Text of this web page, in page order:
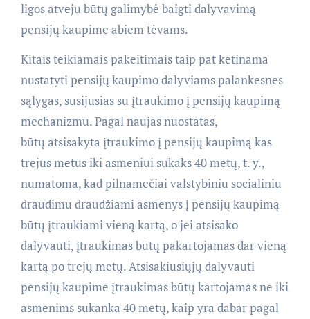
ligos atveju būtų galimybė baigti dalyvavimą
pensijų kaupime abiem tėvams.
Kitais teikiamais pakeitimais taip pat ketinama
nustatyti pensijų kaupimo dalyviams palankesnes
sąlygas, susijusias su įtraukimo į pensijų kaupimą
mechanizmu. Pagal naujas nuostatas,
būtų atsisakyta įtraukimo į pensijų kaupimą kas
trejus metus iki asmeniui sukaks 40 metų, t. y.,
numatoma, kad pilnamečiai valstybiniu socialiniu
draudimu draudžiami asmenys į pensijų kaupimą
būtų įtraukiami vieną kartą, o jei atsisako
dalyvauti, įtraukimas būtų pakartojamas dar vieną
kartą po trejų metų. Atsisakiusiųjų dalyvauti
pensijų kaupime įtraukimas būtų kartojamas ne iki
asmenims sukanka 40 metų, kaip yra dabar pagal